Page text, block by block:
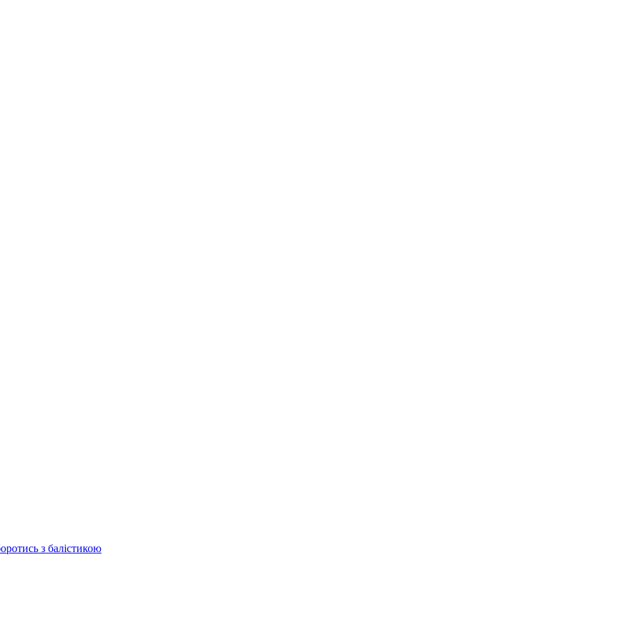
з балістикою